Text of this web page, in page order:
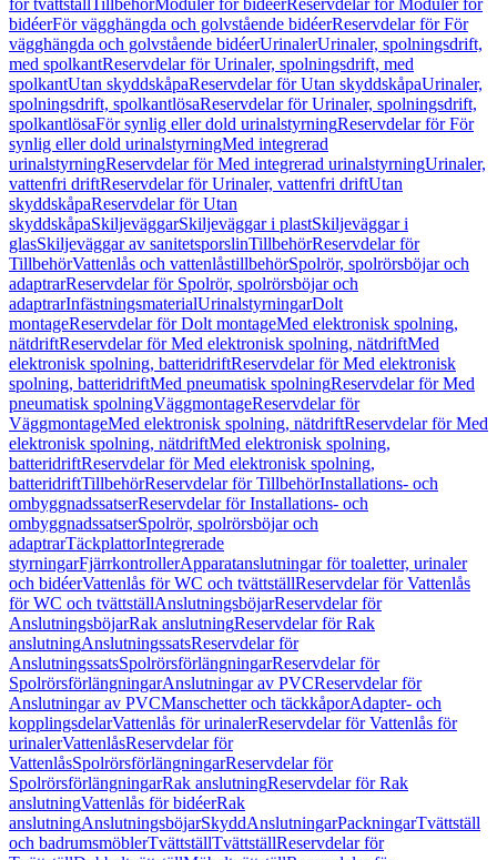
för tvättställTillbehörModuler för bidéerReservdelar för Moduler för
bidéerFör vägghängda och golvstående bidéerReservdelar för För
vägghängda och golvstående bidéerUrinalerUrinaler, spolningsdrift,
med spolkantReservdelar för Urinaler, spolningsdrift, med
spolkantUtan skyddskåpaReservdelar för Utan skyddskåpaUrinaler,
spolningsdrift, spolkantlösaReservdelar för Urinaler, spolningsdrift,
spolkantlösaFör synlig eller dold urinalstyrningReservdelar för För
synlig eller dold urinalstyrningMed integrerad
urinalstyrningReservdelar för Med integrerad urinalstyrningUrinaler,
vattenfri driftReservdelar för Urinaler, vattenfri driftUtan
skyddskåpaReservdelar för Utan
skyddskåpaSkiljeväggarSkiljeväggar i plastSkiljeväggar i
glasSkiljeväggar av sanitetsporslinTillbehörReservdelar för
TillbehörVattenlås och vattenlåstillbehörSpolrör, spolrörsböjar och
adaptrarReservdelar för Spolrör, spolrörsböjar och
adaptrarInfästningsmaterialUrinalstyrningarDolt
montageReservdelar för Dolt montageMed elektronisk spolning,
nätdriftReservdelar för Med elektronisk spolning, nätdriftMed
elektronisk spolning, batteridriftReservdelar för Med elektronisk
spolning, batteridriftMed pneumatisk spolningReservdelar för Med
pneumatisk spolningVäggmontageReservdelar för
VäggmontageMed elektronisk spolning, nätdriftReservdelar för Med
elektronisk spolning, nätdriftMed elektronisk spolning,
batteridriftReservdelar för Med elektronisk spolning,
batteridriftTillbehörReservdelar för TillbehörInstallations- och
ombyggnadssatserReservdelar för Installations- och
ombyggnadssatserSpolrör, spolrörsböjar och
adaptrarTäckplattorIntegrerade
styrningarFjärrkontrollerApparatanslutningar för toaletter, urinaler
och bidéerVattenlås för WC och tvättställReservdelar för Vattenlås
för WC och tvättställAnslutningsböjarReservdelar för
AnslutningsböjarRak anslutningReservdelar för Rak
anslutningAnslutningssatsReservdelar för
AnslutningssatsSpolrörsförlängningarReservdelar för
SpolrörsförlängningarAnslutningar av PVCReservdelar för
Anslutningar av PVCManschetter och täckkåporAdapter- och
kopplingsdelarVattenlås för urinalerReservdelar för Vattenlås för
urinalerVattenlåsReservdelar för
VattenlåsSpolrörsförlängningarReservdelar för
SpolrörsförlängningarRak anslutningReservdelar för Rak
anslutningVattenlås för bidéerRak
anslutningAnslutningsböjarSkyddAnslutningarPackningarTvättställ
och badrumsmöblerTvättställTvättställReservdelar för